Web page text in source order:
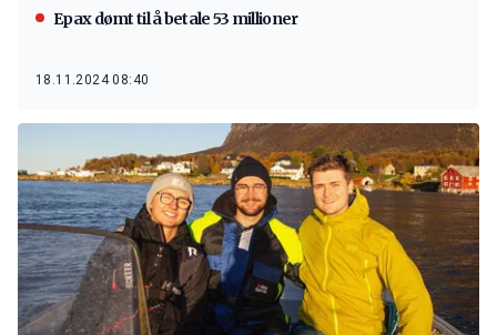
Epax dømt til å betale 53 millioner
18.11.2024 08:40